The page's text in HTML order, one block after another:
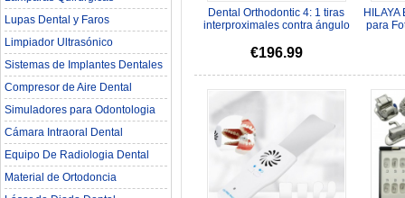
Lupas Dental y Faros
Limpiador Ultrasónico
Sistemas de Implantes Dentales
Compresor de Aire Dental
Simuladores para Odontologia
Cámara Intraoral Dental
Equipo De Radiologia Dental‎
Material de Ortodoncia
Dental Orthodontic 4: 1 tiras
interproximales contra ángulo
€196.99
para